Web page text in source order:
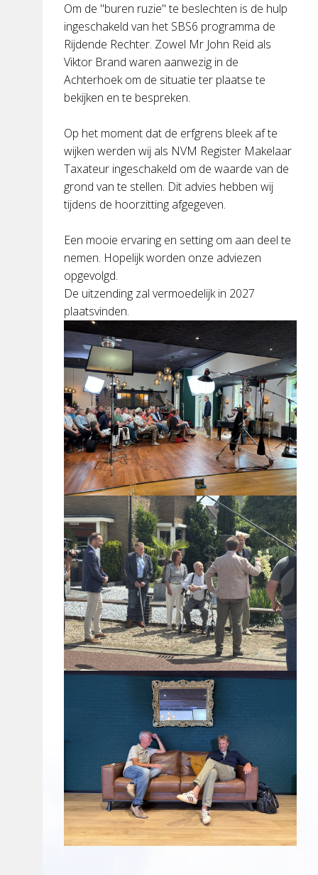
Om de "buren ruzie" te beslechten is de hulp
ingeschakeld van het SBS6 programma de
Rijdende Rechter. Zowel Mr John Reid als
Viktor Brand waren aanwezig in de
Achterhoek om de situatie ter plaatse te
bekijken en te bespreken.
Op het moment dat de erfgrens bleek af te
wijken werden wij als NVM Register Makelaar
Taxateur ingeschakeld om de waarde van de
grond van te stellen. Dit advies hebben wij
tijdens de hoorzitting afgegeven.
Een mooie ervaring en setting om aan deel te
nemen. Hopelijk worden onze adviezen
opgevolgd.
De uitzending zal vermoedelijk in 2027
plaatsvinden.